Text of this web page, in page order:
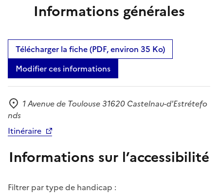
Informations générales
Télécharger la fiche (PDF, environ 35 Ko)
Modifier ces informations
Adresse
1 Avenue de Toulouse 31620 Castelnau-d'Estrétefo
nds
Itinéraire
Informations sur l’accessibilité
Filtrer par type de handicap :